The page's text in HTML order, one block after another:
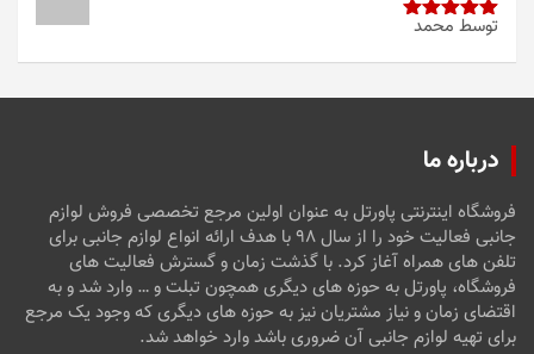
امتیاز5از
توسط محمد
درباره ما
فروشگاه اینترنتی پاورتل به عنوان اولین مرجع تخصصی فروش لوازم
جانبی فعالیت خود را از سال ۹۸ با هدف ارائه انواع لوازم جانبی برای
تلفن های همراه آغاز کرد. با گذشت زمان و گسترش فعالیت های
فروشگاه، پاورتل به حوزه های دیگری همچون تبلت و … وارد شد و به
اقتضای زمان و نیاز مشتریان نیز به حوزه های دیگری که وجود یک مرجع
برای تهیه لوازم جانبی آن ضروری باشد وارد خواهد شد.